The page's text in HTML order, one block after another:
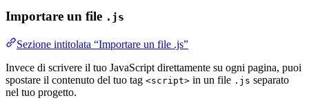
Importare un file .js
Sezione intitolata “Importare un file .js”
Invece di scrivere il tuo JavaScript direttamente su ogni pagina, puoi
spostare il contenuto del tuo tag <script> in un file .js separato
nel tuo progetto.